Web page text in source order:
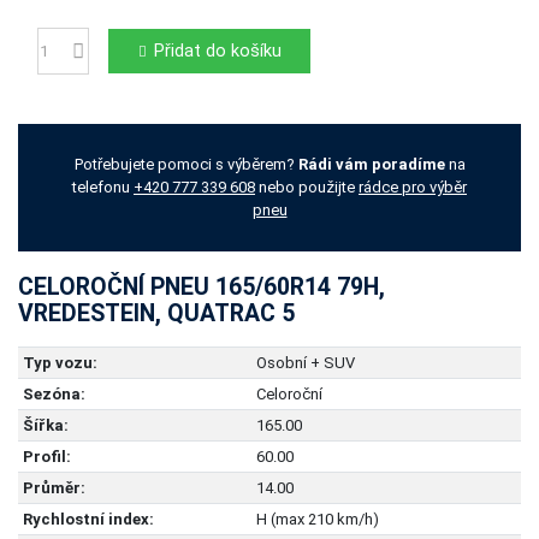
Počet Přidat do košíku
Potřebujete pomoci s výběrem? Rádi vám poradímena
telefonu +420 777 339 608 nebo použijte rádce pro výběr
pneu
CELOROČNÍ PNEU 165/60R14 79H,
VREDESTEIN, QUATRAC 5
Typ vozu:
Osobní + SUV
Sezóna:
Celoroční
Šířka:
165.00
Profil:
60.00
Průměr:
14.00
Rychlostní index:
H (max 210 km/h)